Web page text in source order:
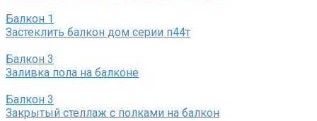
Балкон 1
Застеклить балкон дом серии п44т
Балкон 3
Заливка пола на балконе
Балкон 3
Закрытый стеллаж с полками на балкон